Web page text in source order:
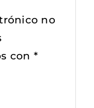
no
con *